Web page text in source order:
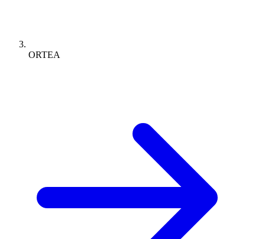
ORTEA